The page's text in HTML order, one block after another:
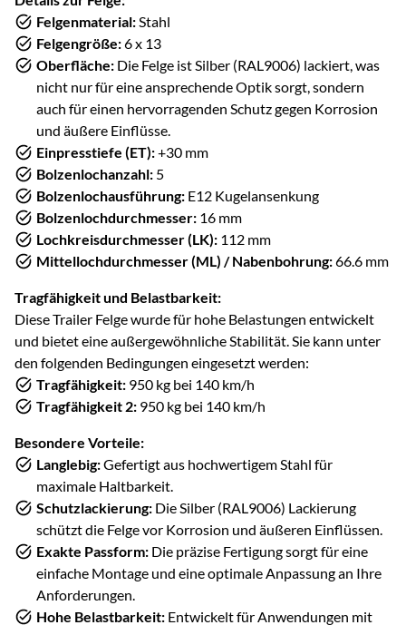
Felgenmaterial: Stahl
Felgengröße:6 x 13
Oberfläche: Die Felge ist Silber (RAL9006) lackiert, was
nicht nur für eine ansprechende Optik sorgt, sondern
auch für einen hervorragenden Schutz gegen Korrosion
und äußere Einflüsse.
Einpresstiefe (ET):+30 mm
Bolzenlochanzahl: 5
Bolzenlochausführung: E12 Kugelansenkung
Bolzenlochdurchmesser: 16 mm
Lochkreisdurchmesser (LK): 112 mm
Mittellochdurchmesser (ML) / Nabenbohrung:66.6 mm
Tragfähigkeit und Belastbarkeit:
Diese Trailer Felge wurde für hohe Belastungen entwickelt
und bietet eine außergewöhnliche Stabilität. Sie kann unter
den folgenden Bedingungen eingesetzt werden:
Tragfähigkeit: 950 kg bei 140 km/h
Tragfähigkeit 2: 950 kg bei 140 km/h
Besondere Vorteile:
Langlebig:Gefertigt aus hochwertigem Stahl für
maximale Haltbarkeit.
Schutzlackierung: Die Silber (RAL9006) Lackierung
schützt die Felge vor Korrosion und äußeren Einflüssen.
Exakte Passform: Die präzise Fertigung sorgt für eine
einfache Montage und eine optimale Anpassung an Ihre
Anforderungen.
Hohe Belastbarkeit: Entwickelt für Anwendungen mit